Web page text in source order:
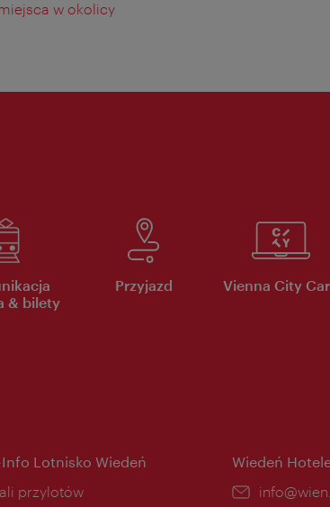
w okolicy
& bilety
Przyjazd Vienna City
Lotnisko Wiedeń
przylotów
Wiedeń
E-